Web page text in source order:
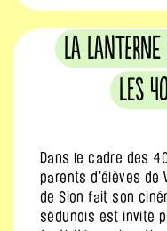
La
les
Dans le cadre des
parents d'élèves de
de Sion fait son
sédunois est invité